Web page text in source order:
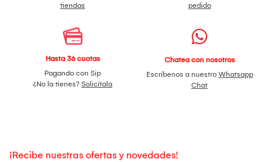
tiendas
pedido
Hasta 36 cuotas
Pagando con Sip
¿No la tienes? Solicítala
Chatea con nosotros
Escríbenos a nuestro Whatsapp
Chat
¡Recibe nuestras ofertas y novedades!